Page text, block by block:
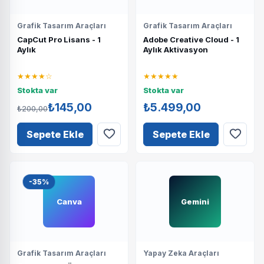
Grafik Tasarım Araçları
CapCut Pro Lisans - 1
Aylık
★★★★☆
Stokta var
₺200,00₺145,00
Sepete Ekle
Grafik Tasarım Araçları
Adobe Creative Cloud - 1
Aylık Aktivasyon
★★★★★
Stokta var
₺5.499,00
Sepete Ekle
-35%
Canva
Grafik Tasarım Araçları
Gemini
Yapay Zeka Araçları